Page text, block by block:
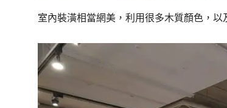
室內裝潢相當網美，利用很多木質顏色，